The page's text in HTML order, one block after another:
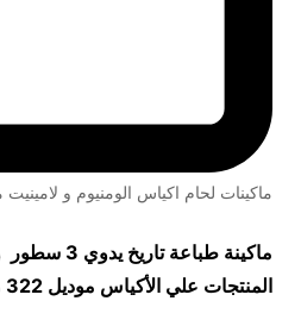
ماكينات لحام اكياس الومنيوم و لامينيت
ماكينة
المنتجات علي الأكياس موديل 322 ماركة مهندس منسي